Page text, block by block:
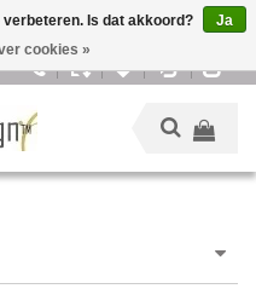
Is dat akkoord?
Ja
cookies »